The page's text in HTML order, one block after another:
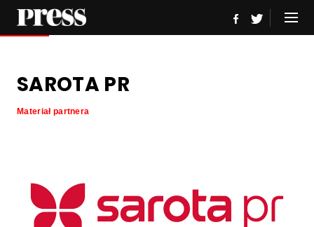
SAROTA PR
Materiał partnera